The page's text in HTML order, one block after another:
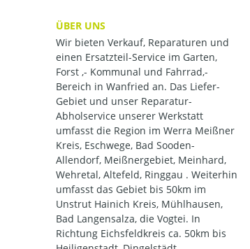
ÜBER UNS
Wir bieten Verkauf, Reparaturen und
einen Ersatzteil-Service im Garten,
Forst ,- Kommunal und Fahrrad,-
Bereich in Wanfried an. Das Liefer-
Gebiet und unser Reparatur-
Abholservice unserer Werkstatt
umfasst die Region im Werra Meißner
Kreis, Eschwege, Bad Sooden-
Allendorf, Meißnergebiet, Meinhard,
Wehretal, Altefeld, Ringgau . Weiterhin
umfasst das Gebiet bis 50km im
Unstrut Hainich Kreis, Mühlhausen,
Bad Langensalza, die Vogtei. In
Richtung Eichsfeldkreis ca. 50km bis